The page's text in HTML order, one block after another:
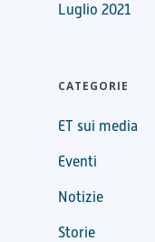
Luglio 2021
CATEGORIE
ET sui media
Eventi
Notizie
Storie